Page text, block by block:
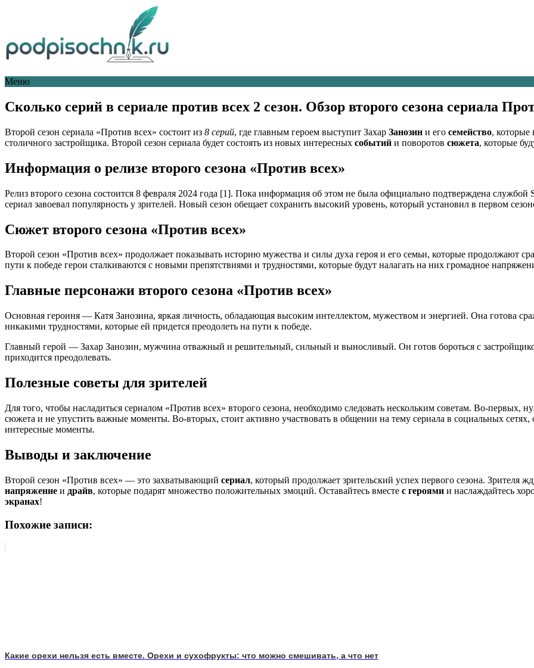
Меню
Сколько серий в сериале против всех 2 сезон. Обзор второго сезона сериала
Второй сезон сериала «Против всех» состоит из 8 серий, где главным героем выступит Захар Занозин и его семейство, которые
столичного застройщика. Второй сезон сериала будет состоять из новых интересных событий и поворотов сюжета, которые
Информация о релизе второго сезона «Против всех»
Релиз второго сезона состоится 8 февраля 2024 года [1]. Пока информация об этом не была официально подтверждена
сериал завоевал популярность у зрителей. Новый сезон обещает сохранить высокий уровень, который установил в первом
Сюжет второго сезона «Против всех»
Второй сезон «Против всех» продолжает показывать историю мужества и силы духа героя и его семьи, которые продолжают
пути к победе герои сталкиваются с новыми препятствиями и трудностями, которые будут налагать на них громадное
Главные персонажи второго сезона «Против всех»
Основная героиня — Катя Занозина, яркая личность, обладающая высоким интеллектом, мужеством и энергией. Она готова
никакими трудностями, которые ей придется преодолеть на пути к победе.
Главный герой — Захар Занозин, мужчина отважный и решительный, сильный и выносливый. Он готов бороться с
приходится преодолевать.
Полезные советы для зрителей
Для того, чтобы насладиться сериалом «Против всех» второго сезона, необходимо следовать нескольким советам. Во-первых,
сюжета и не упустить важные моменты. Во-вторых, стоит активно участвовать в общении на тему сериала в социальных
интересные моменты.
Выводы и заключение
Второй сезон «Против всех» — это захватывающий сериал, который продолжает зрительский успех первого сезона. Зрителя
напряжение и драйв, которые подарят множество положительных эмоций. Оставайтесь вместе с героями и наслаждайтесь
экранах!
Похожие записи:
Какие орехи нельзя есть вместе. Орехи и сухофрукты: что можно смешивать, а что нет